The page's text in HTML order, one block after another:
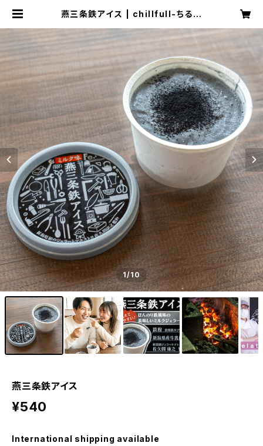
燕三条鉄アイス | chillfull-ちるふ
1/10
燕三条鉄アイス
¥540
International shipping available